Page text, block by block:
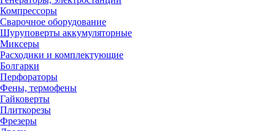
Компрессоры
Сварочное оборудование
Шуруповерты аккумуляторные
Миксеры
Расходики и комплектующие
Болгарки
Перфораторы
Фены, термофены
Гайковерты
Плиткорезы
Фрезеры